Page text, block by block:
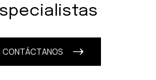
CONTÁCTANOS